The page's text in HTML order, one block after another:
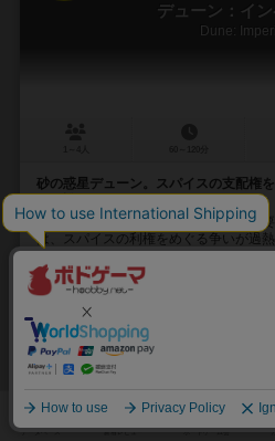
デューン：イ
Dune:
砂の惑星デューン。スパイスの支配権
「スパイスこそが、宇宙でもっとも重
は、スパイスの利権をめぐる争いが過
皇帝。物体転送技術を独占する組織。
512
興味あり